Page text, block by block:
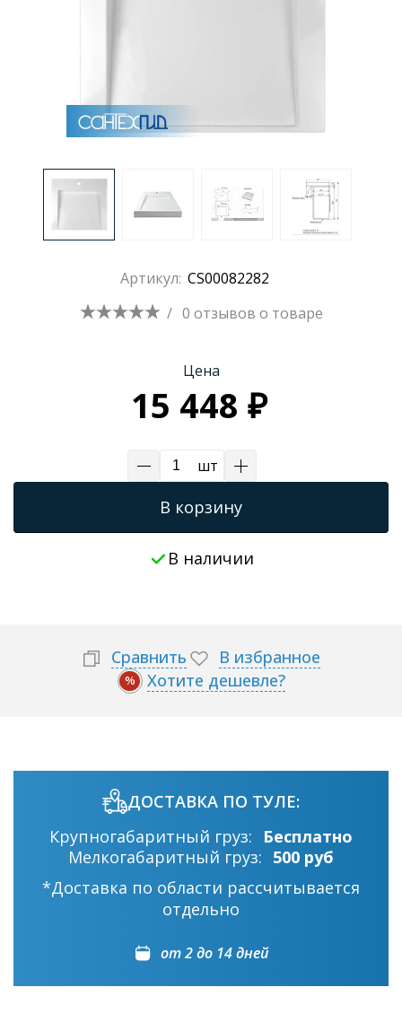
Артикул: CS00082282
/ 0 отзывов о товаре
Цена
15 448 ₽
шт
В корзину
В наличии
Сравнить В избранное
% Хотите дешевле?
ДОСТАВКА ПО ТУЛЕ:
Крупногабаритный груз:
Бесплатно
Мелкогабаритный груз: 500 руб
*Доставка по области рассчитывается
отдельно
от 2 до 14 дней